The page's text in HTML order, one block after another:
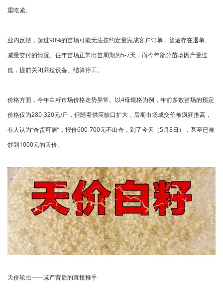
重吃紧。
业内反馈，超过90%的苗场可能无法按约定量完成客户订单，普遍存在退单、
减量交付的情况。往年苗场正常出苗周期为5-7天，而今年部分苗场因产量过
低，提前关闭养殖设备、结算停工。
价格方面，今年白籽市场价格走势异常。以4母规格为例，年前多数苗场的预定
价格仅为280-320元/斤，但随着供应缺口扩大，后期市场成交价被疯狂推高，
有人认为“奇货可居”，报价600-700元不出奇，到了今天（5月8日），甚至已被
炒到1000元的天价。
天价轮虫——减产背后的直接推手